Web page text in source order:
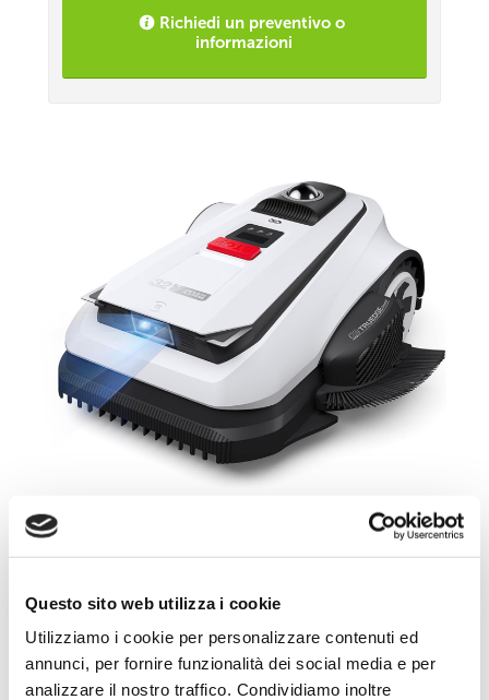
Questo sito web utilizza i cookie
Utilizziamo i cookie per personalizzare contenuti ed
annunci, per fornire funzionalità dei social media e per
analizzare il nostro traffico. Condividiamo inoltre
Richiedi un preventivo o
informazioni
ECOVACS® A1600 LiDAR PRO
Capacità di taglio: oltre 1600 Metri quadrati
In grado di affrontare pendenze del 50% (27°)